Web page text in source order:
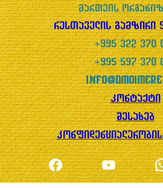
მართვის
რუსთაველის გამზირი
+995 322 370
+995 597 370
კონტაქტი
შესახებ
Facebook YouTube WhatsApp